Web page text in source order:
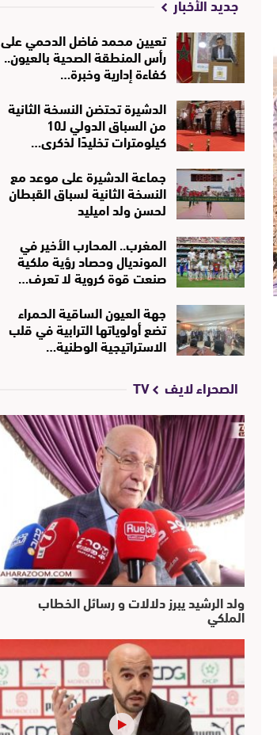
تعيين محمد فاضل الدحمي على
رأس المنطقة الصحية بالعيون..
كفاءة إدارية وخبرة…
الدشيرة تحتضن النسخة الثانية
من السباق الدولي لـ10
كيلومترات تخليدًا لذكرى…
جماعة الدشيرة على موعد مع
النسخة الثانية لسباق القبطان
لحسن ولد اميليد
المغرب.. المحارب الأخير في
المونديال وحصاد رؤية ملكية
صنعت قوة كروية لا تعرف…
جهة العيون الساقية الحمراء
تضع أولوياتها الترابية في قلب
الاستراتيجية الوطنية…
الصحراء لايف TV
ولد الرشيد يبرز دلالات و رسائل الخطاب
الملكي